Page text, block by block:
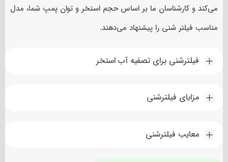
می‌کند و کارشناسان ما بر اساس حجم استخر و توان پمپ شما، مدل
مناسب فیلتر شنی را پیشنهاد می‌دهند.
فیلترشنی برای تصفیه آب استخر
مزایای فیلترشنی
معایب فیلترشنی